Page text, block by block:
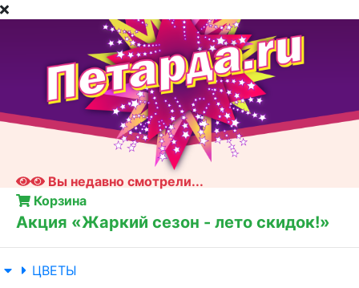
Вы недавно смотрели...
Корзина
Акция «Жаркий сезон - лето скидок!»
ЦВЕТЫ